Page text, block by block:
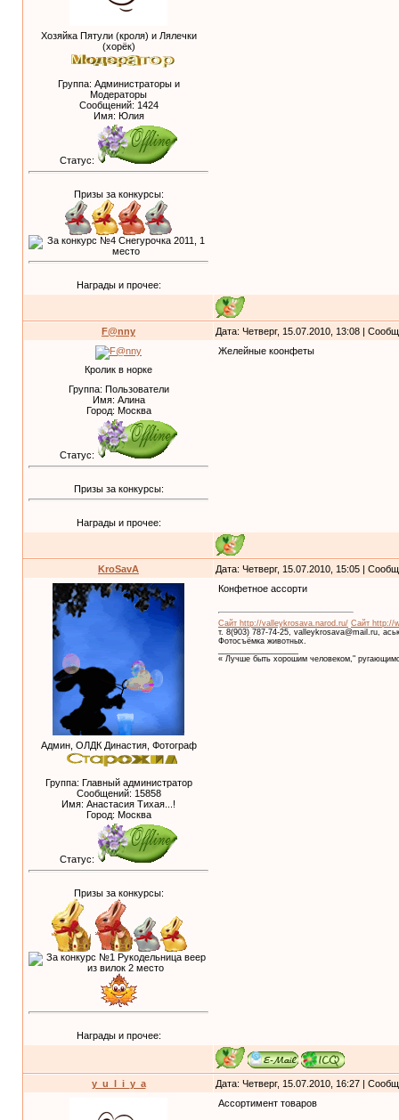
Хозяйка Пятули (кроля) и Лялечки
(хорёк)
Группа: Администраторы и
Модераторы
Сообщений: 1424
Имя: Юлия
Статус:
Призы за конкурсы:
Награды и прочее:
F@nny Дата: Четверг, 15.07.2010, 13:08 |
Кролик в норке
Группа: Пользователи
Имя: Алина
Город: Москва
Статус:
Призы за конкурсы:
Награды и прочее:
Желейные коонфеты
KroSavA Дата: Четверг, 15.07.2010, 15:05 |
Админ, ОЛДК Династия, Фотограф
Группа: Главный администратор
Сообщений: 15858
Имя: Анастасия Тихая...!
Город: Москва
Статус:
Призы за конкурсы:
Награды и прочее:
Конфетное ассорти
Сайт http://valleykrosava.narod.ru/ Сайт http://
т. 8(903) 787-74-25, valleykrosava@mail.ru,
Фотосъёмка животных.
« Лучше быть хорошим человеком,"
y_u_l_i_y_a
Дата: Четверг, 15.07.2010, 16:27 |
Ассортимент товаров